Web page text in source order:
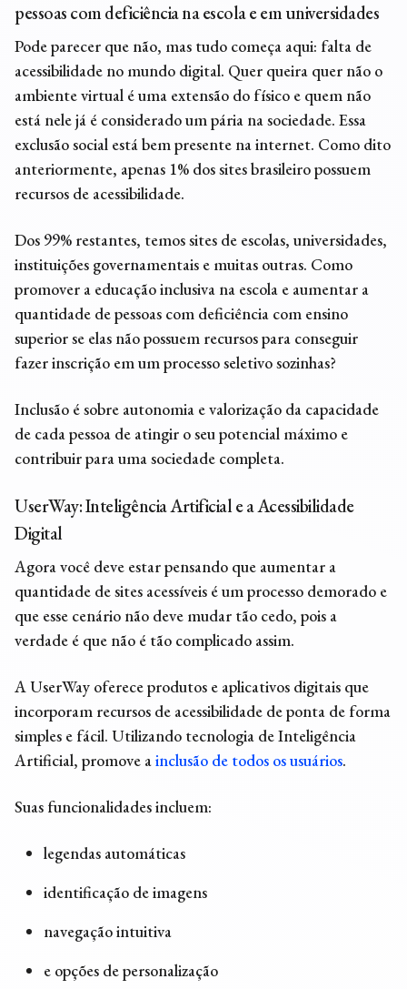
pessoas com deficiência na escolae em universidades
Pode parecer que não, mas tudo começa aqui: falta de
acessibilidade no mundo digital. Quer queira quer não o
ambiente virtual é uma extensão do físico e quem não
está nele já é considerado um pária na sociedade. Essa
exclusão social está bem presente na internet. Como dito
anteriormente, apenas 1% dos sites brasileiro possuem
recursos de acessibilidade.
Dos 99% restantes, temos sites de escolas, universidades,
instituições governamentais e muitas outras. Como
promover a educação inclusiva na escola e aumentar a
quantidade de pessoas com deficiência com ensino
superior se elas não possuem recursos para conseguir
fazer inscrição em um processo seletivo sozinhas?
Inclusão é sobre autonomia e valorização da capacidade
de cada pessoa de atingir o seu potencial máximo e
contribuir para uma sociedade completa.
UserWay: Inteligência Artificial e a Acessibilidade
Digital
Agora você deve estar pensando que aumentar a
quantidade de sites acessíveis é um processo demorado e
que esse cenário não deve mudar tão cedo, pois a
verdade é que não é tão complicado assim.
A UserWay oferece produtos e aplicativos digitais que
incorporam recursos de acessibilidade de ponta de forma
simples e fácil. Utilizando tecnologia de Inteligência
Artificial, promove ainclusão de todos os usuários.
Suas funcionalidades incluem:
legendas automáticas
identificação de imagens
navegação intuitiva
e opções de personalização